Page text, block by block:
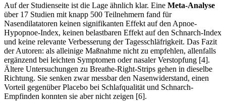
Auf der Studienseite ist die Lage ähnlich klar. Eine Meta-Analyse
über 17 Studien mit knapp 500 Teilnehmern fand für
Nasendilatatoren keinen signifikanten Effekt auf den Apnoe-
Hypopnoe-Index, keinen belastbaren Effekt auf den Schnarch-Index
und keine relevante Verbesserung der Tagesschläfrigkeit. Das Fazit
der Autoren: als alleinige Maßnahme nicht zu empfehlen, allenfalls
ergänzend bei leichten Symptomen oder nasaler Verstopfung [4].
Ältere Untersuchungen zu Breathe-Right-Strips gehen in dieselbe
Richtung. Sie senken zwar messbar den Nasenwiderstand, einen
Vorteil gegenüber Placebo bei Schlafqualität und Schnarch-
Empfinden konnten sie aber nicht zeigen [6].